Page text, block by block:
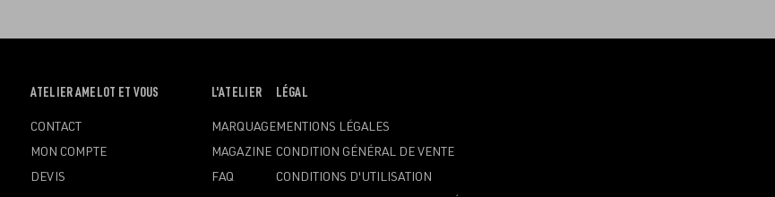
OUVRIR
MENU
ATELIER AMELOT ET VOUS
CONTACT
MON COMPTE
DEVIS
OUVRIR
MENU
L'ATELIER
MARQUAGE
MAGAZINE
FAQ
OUVRIR
MENU
LÉGAL
MENTIONS LÉGALES
CONDITION GÉNÉRAL DE VENTE
CONDITIONS D'UTILISATION